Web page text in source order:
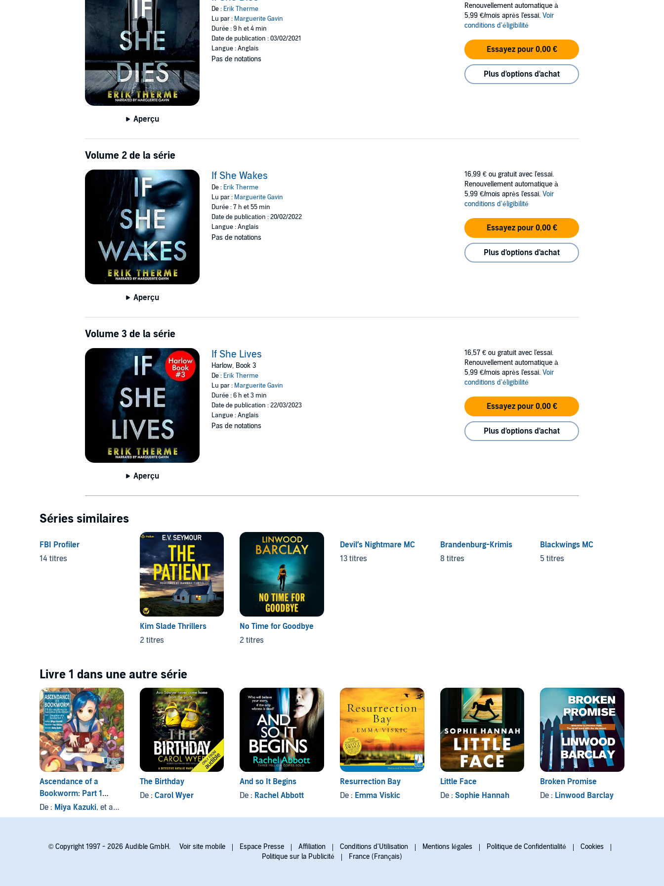
Or so she believes.
©2021 Erik Therme (P)2021 Erik Therme
Aperçu
De : Erik Therme
Lu par : Marguerite Gavin
Durée : 9 h et 4 min
Date de publication : 03/02/2021
Langue : Anglais
Pas de notations
Renouvellement automatique à
5,99 €/mois après l'essai. Voir
conditions d'éligibilité
Essayez pour 0,00 €
Plus d'options d'achat
Volume 2 de la série
Aperçu
If She Wakes
De : Erik Therme
Lu par : Marguerite Gavin
Durée : 7 h et 55 min
Date de publication : 20/02/2022
Langue : Anglais
Pas de notations
16,99 € ou gratuit avec l'essai.
Renouvellement automatique à
5,99 €/mois après l'essai. Voir
conditions d'éligibilité
Essayez pour 0,00 €
Plus d'options d'achat
Volume 3 de la série
Aperçu
If She Lives
Harlow, Book 3
De : Erik Therme
Lu par : Marguerite Gavin
Durée : 6 h et 3 min
Date de publication : 22/03/2023
Langue : Anglais
Pas de notations
16,57 € ou gratuit avec l'essai.
Renouvellement automatique à
5,99 €/mois après l'essai. Voir
conditions d'éligibilité
Essayez pour 0,00 €
Plus d'options d'achat
Séries similaires
FBI Profiler
14 titres
Kim Slade Thrillers
2 titres
No Time for Goodbye
2 titres
Devil’s Nightmare MC
13 titres
Brandenburg-Krimis
8 titres
Blackwings MC
5 titres
Livre 1 dans une autre série
Ascendance of a
Bookworm: Part 1
Volume 1
De : Miya Kazuki, et autres
The Birthday
De : Carol Wyer
And so It Begins
De : Rachel Abbott
Resurrection Bay
De : Emma Viskic
Little Face
De : Sophie Hannah
Broken Promise
De : Linwood Barclay
© Copyright 1997 - 2026 Audible GmbH. Voir site mobile Espace Presse Affiliation Conditions d'Utilisation Mentions légales Politique de Confidentialité
Cookies
Politique sur la Publicité
France (Français)